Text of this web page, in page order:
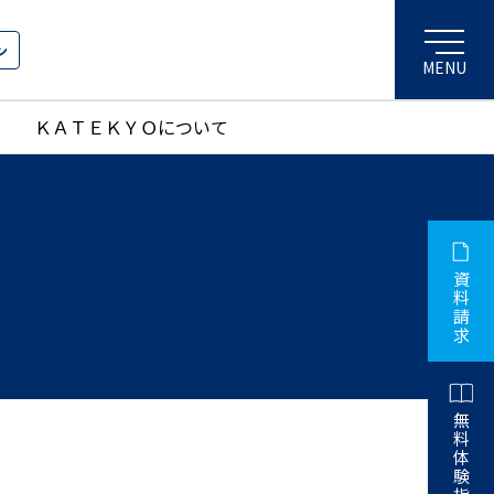
ＫＡＴＥＫＹＯについて
資
料
請
求
無
料
体
験